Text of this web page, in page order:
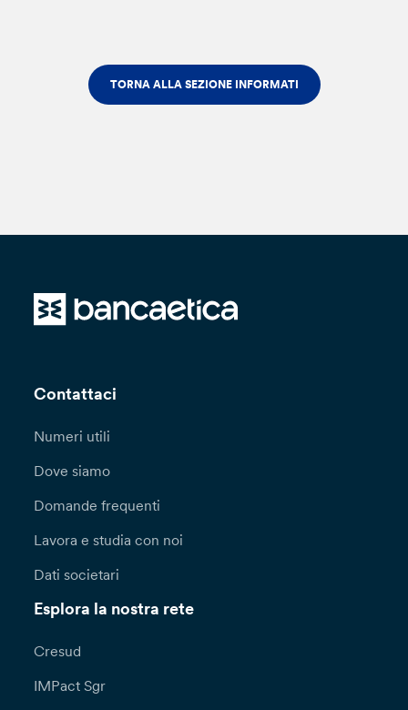
TORNA ALLA SEZIONE INFORMATI
Contattaci
Numeri utili
Dove siamo
Domande frequenti
Lavora e studia con noi
Dati societari
Esplora la nostra rete
Cresud
IMPact Sgr